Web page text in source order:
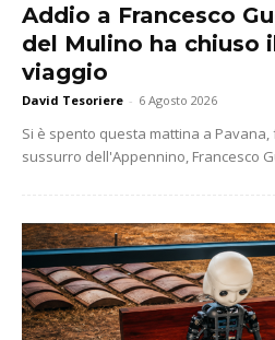
Addio a Francesco
del Mulino ha chiuso
viaggio
David Tesoriere - 6 Agosto 2026
Si è spento questa mattina a
sussurro dell'Appennino, Francesco